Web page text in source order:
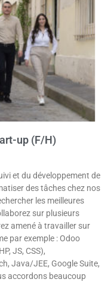
up (F/H)
et du développement de
des tâches chez nos
les meilleures
sur plusieurs
amené à travailler sur
par exemple : Odoo
JS, CSS),
Java/JEE, Google Suite,
accordons beaucoup